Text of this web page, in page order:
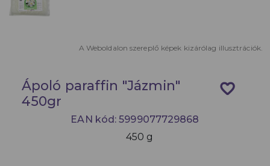
A Weboldalon szereplő képek kizárólag illusztrációk.
favorite_border
Ápoló paraffin "Jázmin"
450gr
EAN kód: 5999077729868
450 g